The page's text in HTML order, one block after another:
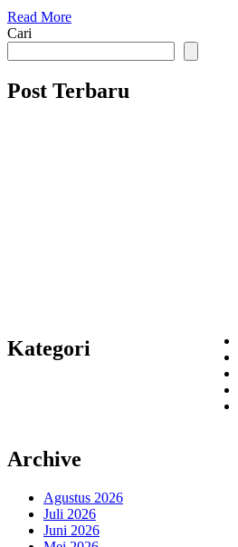
Read More
Cari
Post Terbaru
Kategori
Archive
Agustus 2026
Juli 2026
Juni 2026